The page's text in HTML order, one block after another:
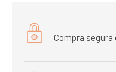
Compra